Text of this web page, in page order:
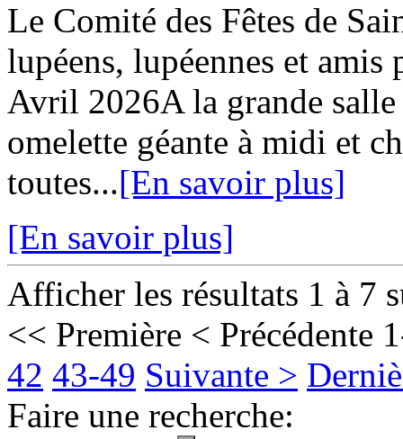
Le Comité des Fêtes de
lupéens, lupéennes et
Avril 2026A la grande
omelette géante à midi et
toutes...[En savoir plus]
[En savoir plus]
Afficher les résultats 1 à 7
<< Première < Précédente
42 43-49 Suivante >
Faire une recherche: